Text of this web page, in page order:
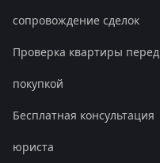
сопровождение сделок
Проверка квартиры перед
покупкой
Бесплатная консультация
юриста